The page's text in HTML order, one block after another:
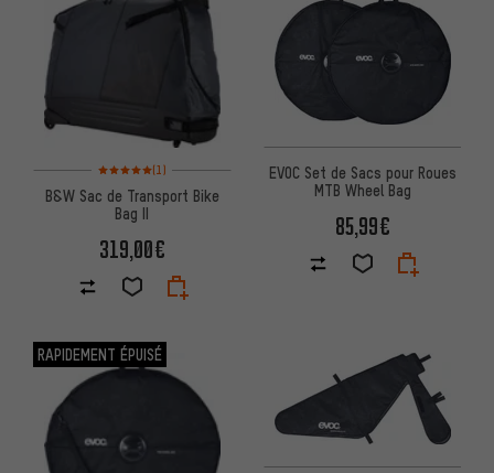
Note moyenne : 5 sur 5 d'après 1 avis
(1)
B&W Sac de Transport Bike
Bag II
319,00€
EVOC Set de Sacs pour Roues
MTB Wheel Bag
85,99€
RAPIDEMENT ÉPUISÉ